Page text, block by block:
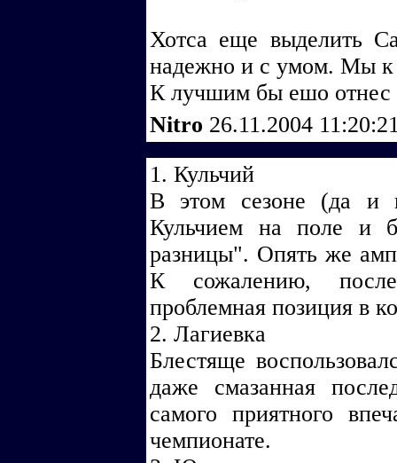
Хотса еще выделить
надежно и с умом. Мы к
К лучшим бы ешо отнес
Nitro 26.11.2004
1. Кульчий
В этом сезоне (да и
Кульчием на поле и
разницы". Опять же
К сожалению,
проблемная позиция в
2. Лагиевка
Блестяще
даже смазанная
самого приятного
чемпионате.